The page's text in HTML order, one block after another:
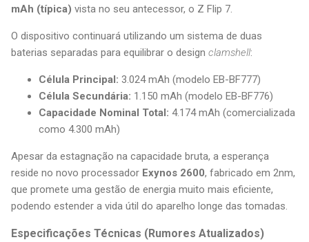
mAh (típica) vista no seu antecessor, o Z Flip 7.
O dispositivo continuará utilizando um sistema de duas
baterias separadas para equilibrar o design clamshell:
Célula Principal: 3.024 mAh (modelo EB-BF777)
Célula Secundária: 1.150 mAh (modelo EB-BF776)
Capacidade Nominal Total: 4.174 mAh (comercializada
como 4.300 mAh)
Apesar da estagnação na capacidade bruta, a esperança
reside no novo processador Exynos 2600, fabricado em 2nm,
que promete uma gestão de energia muito mais eficiente,
podendo estender a vida útil do aparelho longe das tomadas.
Especificações Técnicas (Rumores Atualizados)